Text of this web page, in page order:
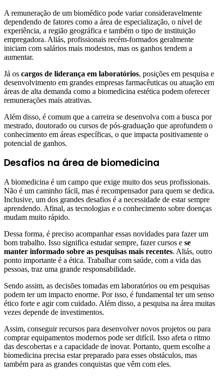
A remuneração de um biomédico pode variar consideravelmente
dependendo de fatores como a área de especialização, o nível de
experiência, a região geográfica e também o tipo de instituição
empregadora. Aliás, profissionais recém-formados geralmente
iniciam com salários mais modestos, mas os ganhos tendem a
aumentar.
Já os cargos de liderança em laboratórios, posições em pesquisa e
desenvolvimento em grandes empresas farmacêuticas ou atuação em
áreas de alta demanda como a biomedicina estética podem oferecer
remunerações mais atrativas.
Além disso, é comum que a carreira se desenvolva com a busca por
mestrado, doutorado ou cursos de pós-graduação que aprofundem o
conhecimento em áreas específicas, o que impacta positivamente o
potencial de ganhos.
Desafios na área de biomedicina
A biomedicina é um campo que exige muito dos seus profissionais.
Não é um caminho fácil, mas é recompensador para quem se dedica.
Inclusive, um dos grandes desafios é a necessidade de estar sempre
aprendendo. Afinal, as tecnologias e o conhecimento sobre doenças
mudam muito rápido.
Dessa forma, é preciso acompanhar essas novidades para fazer um
bom trabalho. Isso significa estudar sempre, fazer cursos e se
manter informado sobre as pesquisas mais recentes. Aliás, outro
ponto importante é a ética. Trabalhar com saúde, com a vida das
pessoas, traz uma grande responsabilidade.
Sendo assim, as decisões tomadas em laboratórios ou em pesquisas
podem ter um impacto enorme. Por isso, é fundamental ter um senso
ético forte e agir com cuidado. Além disso, a pesquisa na área muitas
vezes depende de investimentos.
Assim, conseguir recursos para desenvolver novos projetos ou para
comprar equipamentos modernos pode ser difícil. Isso afeta o ritmo
das descobertas e a capacidade de inovar. Portanto, quem escolhe a
biomedicina precisa estar preparado para esses obstáculos, mas
também para as grandes conquistas que vêm com eles.